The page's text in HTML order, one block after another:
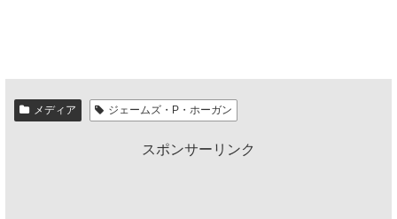
メディア ジェームズ・P・ホーガン
スポンサーリンク